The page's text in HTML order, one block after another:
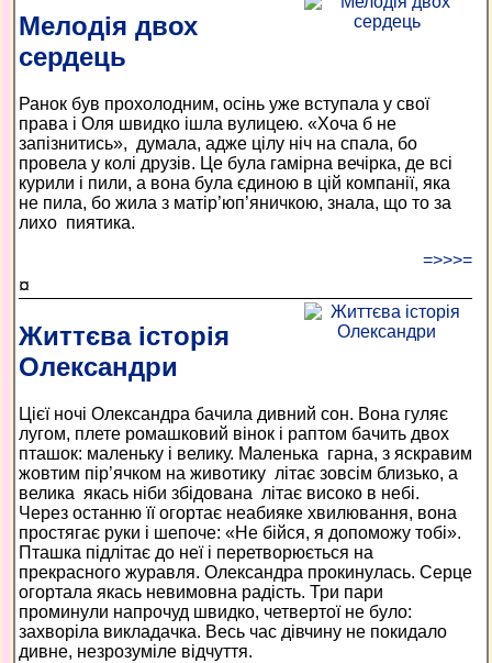
Мелодія двох
сердець
Ранок був прохолодним, осінь уже вступала у свої
права і Оля швидко ішла вулицею. «Хоча б не
запізнитись», думала, адже цілу ніч на спала, бо
провела у колі друзів. Це була гамірна вечірка, де всі
курили і пили, а вона була єдиною в цій компанії, яка
не пила, бо жила з матір’юп’яничкою, знала, що то за
лихо пиятика.
=>>>=
¤
Життєва історія
Олександри
Цієї ночі Олександра бачила дивний сон. Вона гуляє
лугом, плете ромашковий вінок і раптом бачить двох
пташок: маленьку і велику. Маленька гарна, з яскравим
жовтим пір’ячком на животику літає зовсім близько, а
велика якась ніби збідована літає високо в небі.
Через останню її огортає неабияке хвилювання, вона
простягає руки і шепоче: «Не бійся, я допоможу тобі».
Пташка підлітає до неї і перетворюється на
прекрасного журавля. Олександра прокинулась. Серце
огортала якась невимовна радість. Три пари
проминули напрочуд швидко, четвертої не було:
захворіла викладачка. Весь час дівчину не покидало
дивне, незрозуміле відчуття.